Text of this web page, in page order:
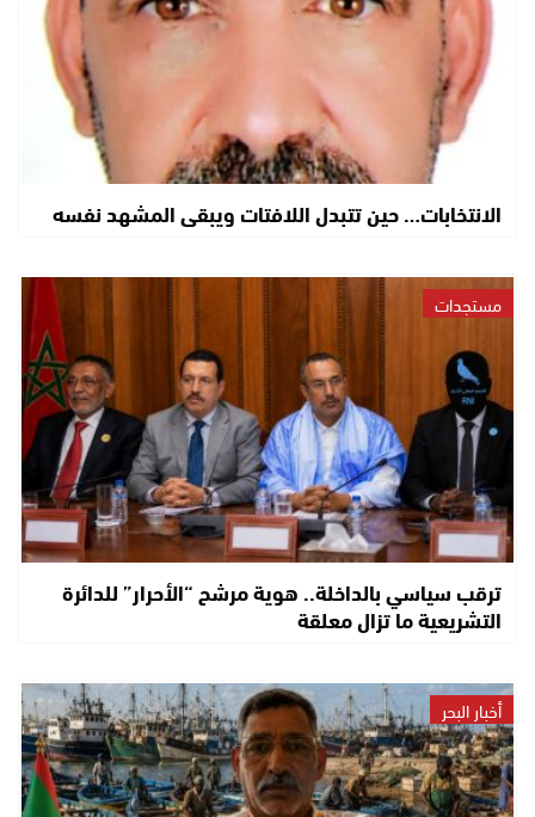
الانتخابات… حين تتبدل اللافتات ويبقى المشهد نفسه
مستجدات
ترقب سياسي بالداخلة.. هوية مرشح “الأحرار” للدائرة
التشريعية ما تزال معلقة
أخبار البحر